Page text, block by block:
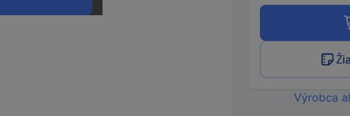
Výrobca